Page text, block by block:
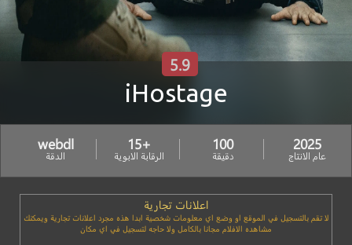
iHostage
5.9
2025
عام الانتاج
100
دقيقة
+15
الرقابة الابوية
webdl
الدقة
اعلانات تجارية
لا تقم بالتسجيل في الموقع او وضع اي معلومات شخصية ابدا هذه مجرد اعلانات تجارية ويمكنك
مشاهده الافلام مجانا بالكامل ولا حاجه لتسجيل في اي مكان